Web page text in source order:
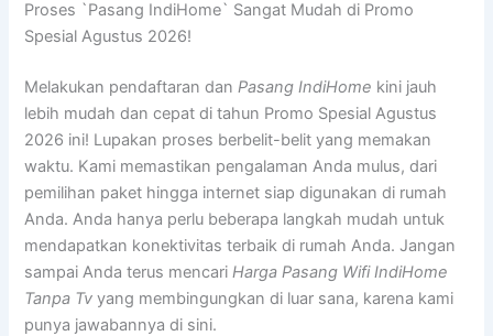
Proses `Pasang IndiHome` Sangat Mudah di Promo
Spesial Agustus 2026!
Melakukan pendaftaran danPasang IndiHome kini jauh
lebih mudah dan cepat di tahun Promo Spesial Agustus
2026 ini! Lupakan proses berbelit-belit yang memakan
waktu. Kami memastikan pengalaman Anda mulus, dari
pemilihan paket hingga internet siap digunakan di rumah
Anda. Anda hanya perlu beberapa langkah mudah untuk
mendapatkan konektivitas terbaik di rumah Anda. Jangan
sampai Anda terus mencariHarga Pasang Wifi IndiHome
Tanpa Tv yang membingungkan di luar sana, karena kami
punya jawabannya di sini.